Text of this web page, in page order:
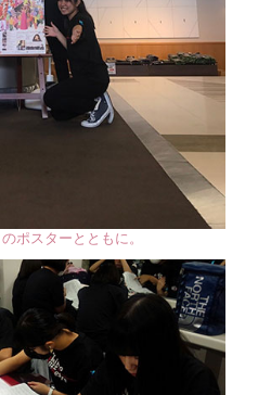
ポスターとともに。